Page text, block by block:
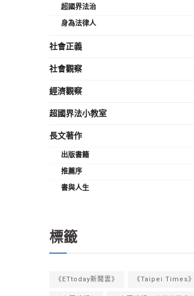
超國界法治
身為法律人
社會正義
社會觀察
經濟觀察
超國界法小教室
長文著作
出版書籍
推薦序
書與人生
標籤
《ETtoday新聞雲》 《Taipei Times》